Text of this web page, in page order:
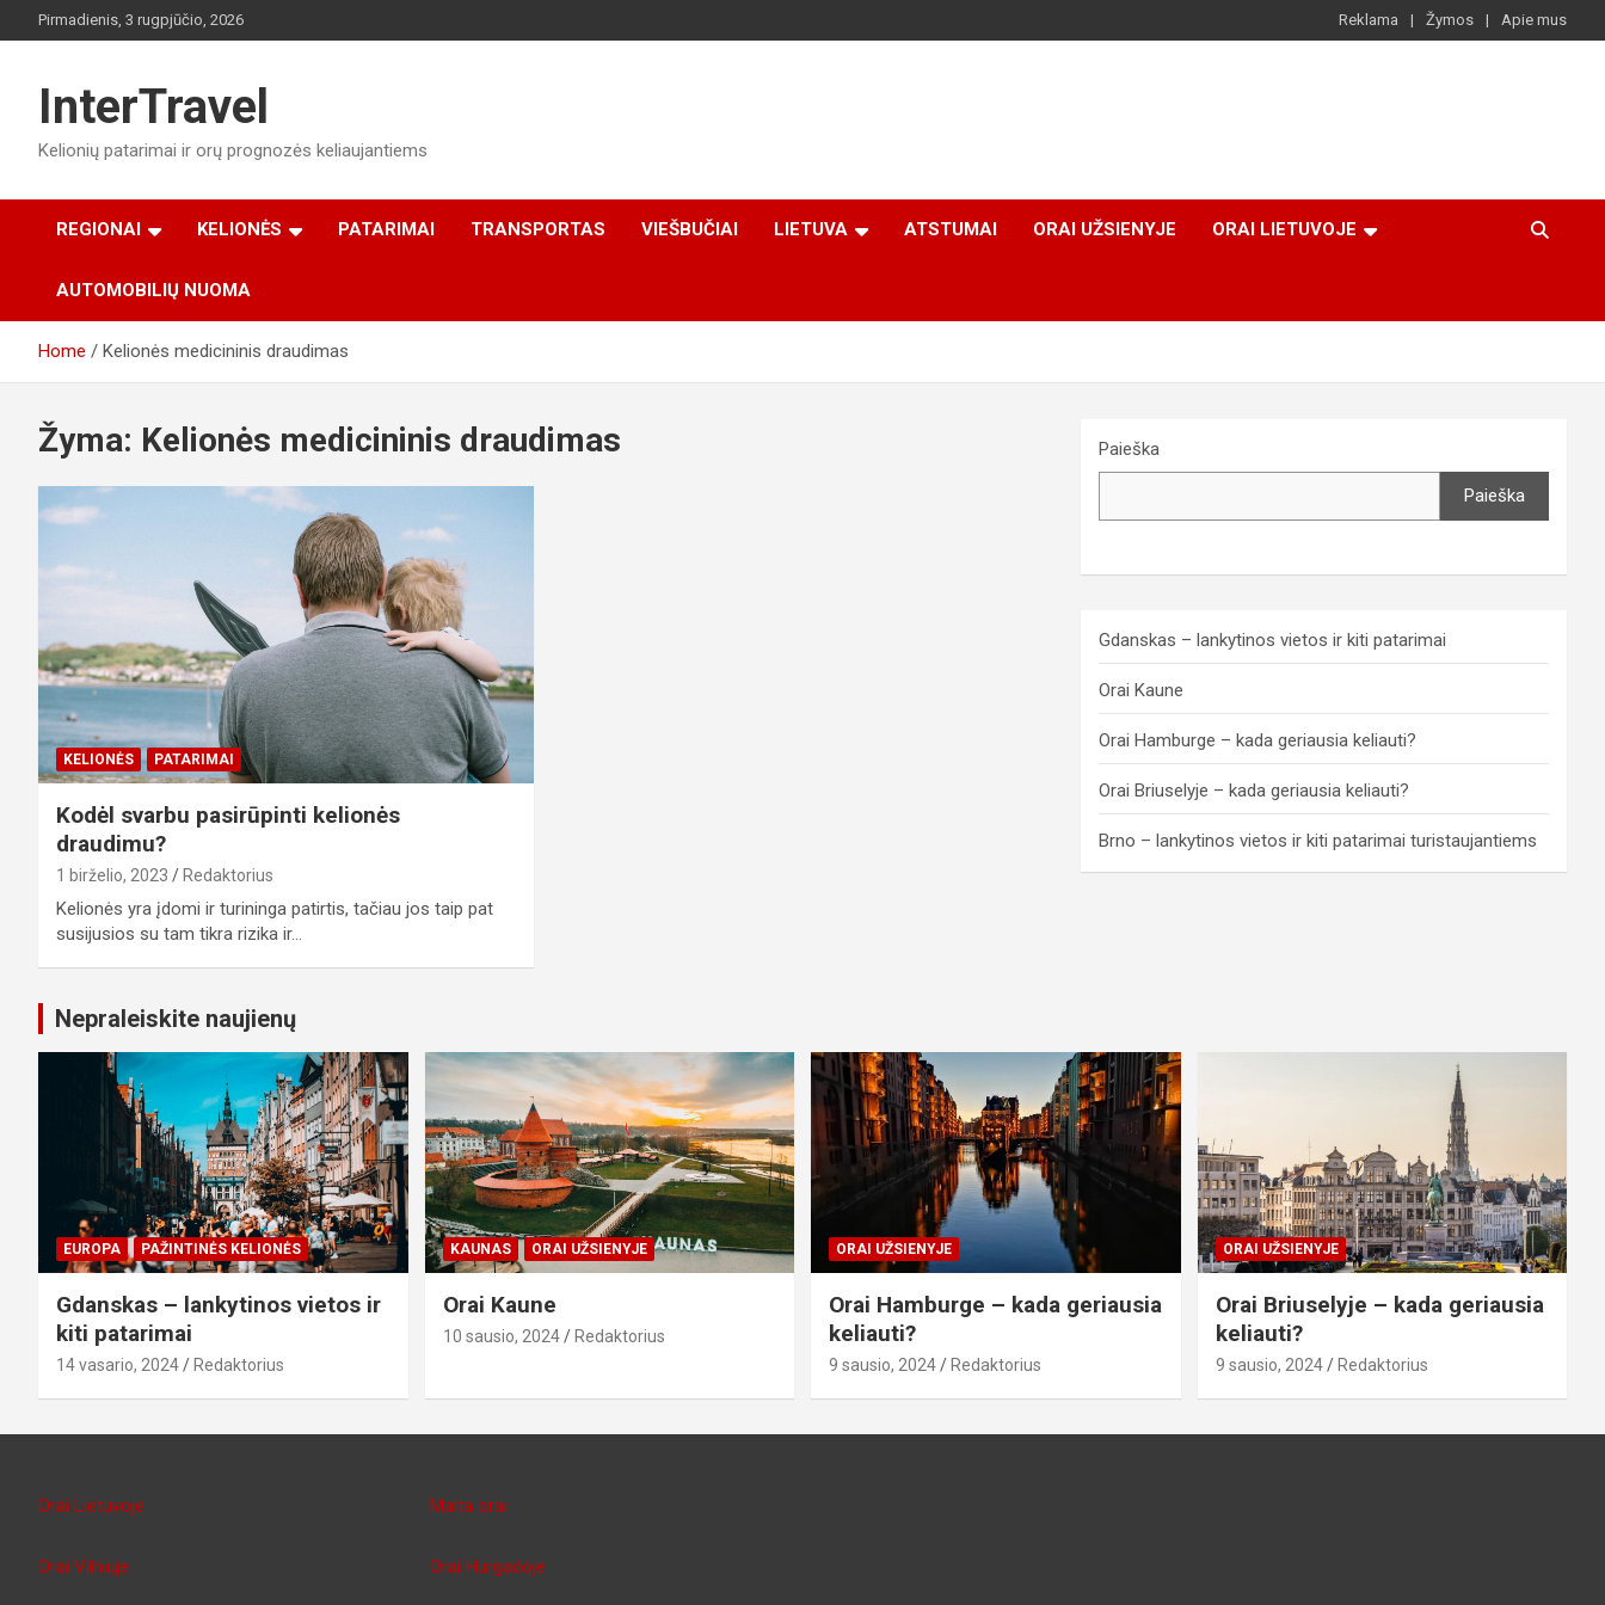
to
Pirmadienis, 3 rugpjūčio, 2026 Reklama Žymos Apie mus
InterTravel
Kelionių patarimai ir orų prognozės keliaujantiems
REGIONAI KELIONĖS PATARIMAI TRANSPORTAS VIEŠBUČIAI LIETUVA ATSTUMAI ORAI UŽSIENYJE ORAI LIETUVOJE
AUTOMOBILIŲ NUOMA
Home Kelionės medicininis draudimas
Žyma: Kelionės medicininis draudimas
KELIONĖS PATARIMAI
Kodėl svarbu pasirūpinti kelionės
draudimu?
1 birželio, 2023 Redaktorius
Kelionės yra įdomi ir turininga patirtis, tačiau jos taip pat
susijusios su tam tikra rizika ir…
Paieška
Paieška
Gdanskas – lankytinos vietos ir kiti patarimai
Orai Kaune
Orai Hamburge – kada geriausia keliauti?
Orai Briuselyje – kada geriausia keliauti?
Brno – lankytinos vietos ir kiti patarimai turistaujantiems
Nepraleiskite naujienų
EUROPA PAŽINTINĖS KELIONĖS
Gdanskas – lankytinos vietos ir
kiti patarimai
14 vasario, 2024 Redaktorius
KAUNAS ORAI UŽSIENYJE
Orai Kaune
10 sausio, 2024 Redaktorius
ORAI UŽSIENYJE
Orai Hamburge – kada geriausia
keliauti?
9 sausio, 2024 Redaktorius
ORAI UŽSIENYJE
Orai Briuselyje – kada geriausia
keliauti?
9 sausio, 2024 Redaktorius
Orai Lietuvoje
Orai Vilniuje
Malta orai
Orai Hurgadoje